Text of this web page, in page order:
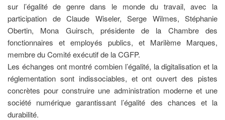
sur l’égalité de genre dans le monde du travail, avec la
participation de Claude Wiseler, Serge Wilmes, Stéphanie
Obertin, Mona Guirsch, présidente de la Chambre des
fonctionnaires et employés publics, et Marilème Marques,
membre du Comité exécutif de la CGFP.
Les échanges ont montré combien l’égalité, la digitalisation et la
réglementation sont indissociables, et ont ouvert des pistes
concrètes pour construire une administration moderne et une
société numérique garantissant l’égalité des chances et la
durabilité.